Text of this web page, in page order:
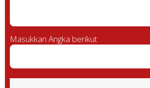
Masukkan Angka berikut